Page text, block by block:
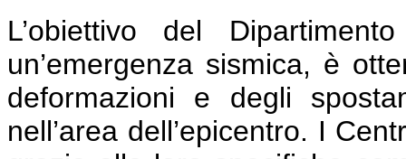
L’obiettivo del
un’emergenza sismica, è
deformazioni e degli
nell’area dell’epicentro. I